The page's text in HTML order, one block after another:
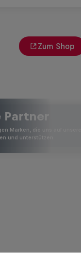
Zum Shop
Marken, die uns auf unserer
und unterstützen.